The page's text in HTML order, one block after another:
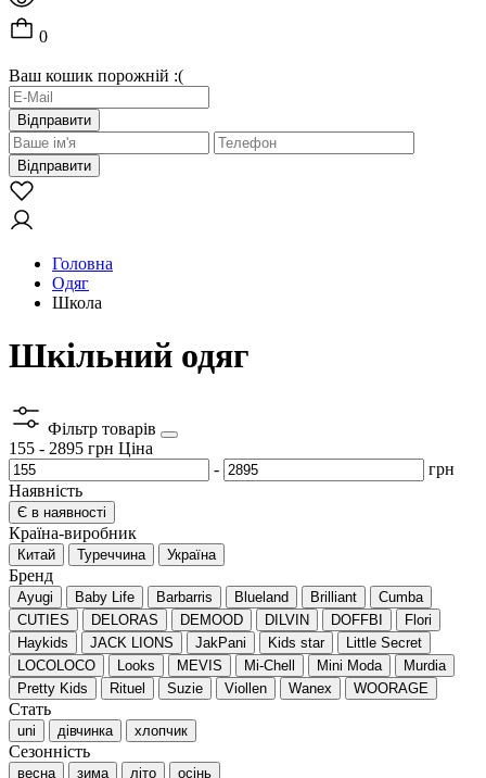
0
Ваш кошик порожній :(
Відправити
Відправити
Головна
Одяг
Школа
Шкільний одяг
Фільтр товарів
155 - 2895 грн Ціна
-
грн
Наявність
Є в наявності
Країна-виробник
Китай Туреччина Україна
Бренд
Ayugi Baby Life Barbarris Blueland Brilliant
Cumba
CUTIES
DELORAS DEMOOD DILVIN DOFFBI
Flori
Haykids
JACK LIONS JakPani Kids star
Little Secret
LOCOLOCO
Looks MEVIS Mi-Chell Mini Moda
Murdia
Pretty Kids
Rituel Suzie Viollen Wanex WOORAGE
Стать
uni дівчинка хлопчик
Сезонність
весна зима літо осінь